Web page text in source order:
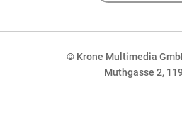
© Krone Multimedia
Muthgasse 2,